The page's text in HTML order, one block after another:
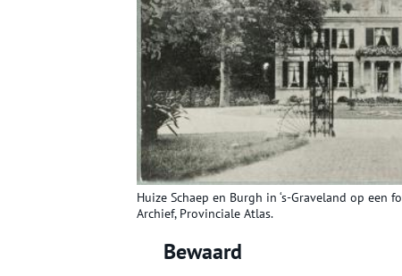
Huize Schaep en Burgh in ‘s-Graveland op
Archief, Provinciale Atlas.
Bewaard